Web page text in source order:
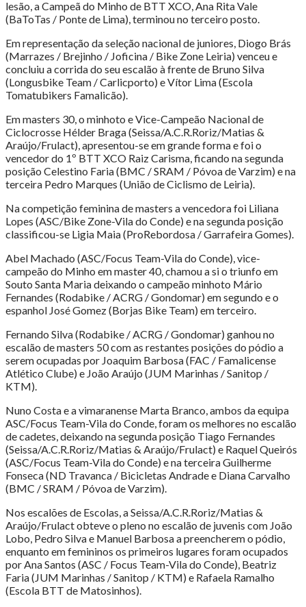
lesão, a Campeã do Minho de BTT XCO, Ana Rita Vale
(BaToTas / Ponte de Lima), terminou no terceiro posto.
Em representação da seleção nacional de juniores, Diogo Brás
(Marrazes / Brejinho / Joficina / Bike Zone Leiria) venceu e
concluiu a corrida do seu escalão à frente de Bruno Silva
(Longusbike Team / Carlicporto) e Vítor Lima (Escola
Tomatubikers Famalicão).
Em masters 30, o minhoto e Vice-Campeão Nacional de
Ciclocrosse Hélder Braga (Seissa/A.C.R.Roriz/Matias &
Araújo/Frulact), apresentou-se em grande forma e foi o
vencedor do 1º BTT XCO Raiz Carisma, ficando na segunda
posição Celestino Faria (BMC / SRAM / Póvoa de Varzim) e na
terceira Pedro Marques (União de Ciclismo de Leiria).
Na competição feminina de masters a vencedora foi Liliana
Lopes (ASC/Bike Zone-Vila do Conde) e na segunda posição
classificou-se Ligia Maia (ProRebordosa / Garrafeira Gomes).
Abel Machado (ASC/Focus Team-Vila do Conde), vice-
campeão do Minho em master 40, chamou a si o triunfo em
Souto Santa Maria deixando o campeão minhoto Mário
Fernandes (Rodabike / ACRG / Gondomar) em segundo e o
espanhol José Gomez (Borjas Bike Team) em terceiro.
Fernando Silva (Rodabike / ACRG / Gondomar) ganhou no
escalão de masters 50 com as restantes posições do pódio a
serem ocupadas por Joaquim Barbosa (FAC / Famalicense
Atlético Clube) e João Araújo (JUM Marinhas / Sanitop /
KTM).
Nuno Costa e a vimaranense Marta Branco, ambos da equipa
ASC/Focus Team-Vila do Conde, foram os melhores no escalão
de cadetes, deixando na segunda posição Tiago Fernandes
(Seissa/A.C.R.Roriz/Matias & Araújo/Frulact) e Raquel Queirós
(ASC/Focus Team-Vila do Conde) e na terceira Guilherme
Fonseca (ND Travanca / Bicicletas Andrade e Diana Carvalho
(BMC / SRAM / Póvoa de Varzim).
Nos escalões de Escolas, a Seissa/A.C.R.Roriz/Matias &
Araújo/Frulact obteve o pleno no escalão de juvenis com João
Lobo, Pedro Silva e Manuel Barbosa a preencherem o pódio,
enquanto em femininos os primeiros lugares foram ocupados
por Ana Santos (ASC / Focus Team-Vila do Conde), Beatriz
Faria (JUM Marinhas / Sanitop / KTM) e Rafaela Ramalho
(Escola BTT de Matosinhos).